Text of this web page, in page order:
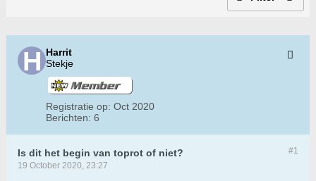
Harrit
Stekje
Registratie op: Oct 2020
Berichten: 6
#1
Is dit het begin van toprot of niet?
19 October 2020, 23:27